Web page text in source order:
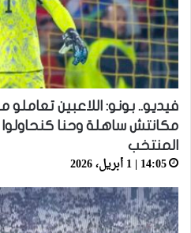
فيديو.. بونو: اللاعبين تعاملو
مكانتش ساهلة وحنا كنحاولوا
المنتخب
14:05 | 1 أبريل، 2026